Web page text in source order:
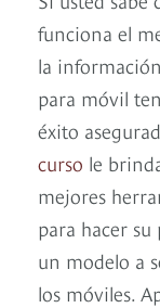
funciona el
la
para móvil
éxito
curso le
mejores
para hacer su
un modelo a
los móviles.